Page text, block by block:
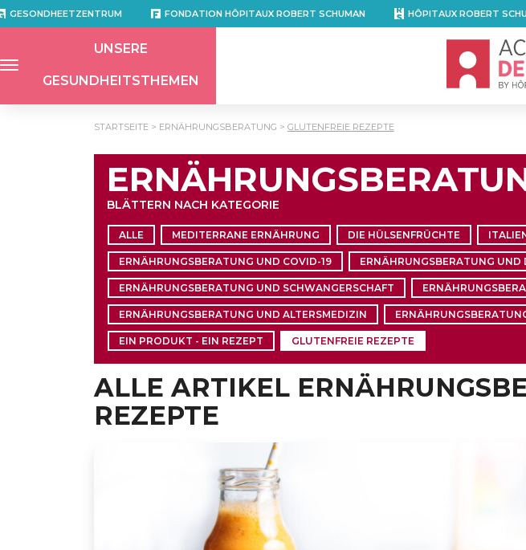
GESONDHEETZENTRUM FONDATION HÔPITAUX ROBERT SCHUMAN HÔPITAUX ROBERT
UNSERE
GESUNDHEITSTHEMEN
Accueil -
STARTSEITE ERNÄHRUNGSBERATUNG GLUTENFREIE REZEPTE
BLÄTTERN NACH KATEGORIE
ALLE MEDITERRANE ERNÄHRUNG DIE HÜLSENFRÜCHTE
ERNÄHRUNGSBERATUNG UND COVID-19 ERNÄHRUNGSBERATUNG UND
ERNÄHRUNGSBERATUNG UND SCHWANGERSCHAFT
ERNÄHRUNGSBERATUNG UND ALTERSMEDIZIN
EIN PRODUKT - EIN REZEPT GLUTENFREIE REZEPTE
ALLE ARTIKEL
REZEPTE